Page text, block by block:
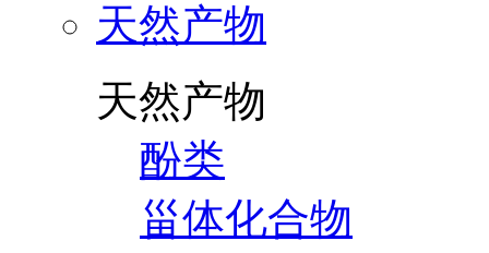
天然产物
天然产物
酚类
甾体化合物